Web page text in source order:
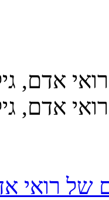
רואי אדם,
רואי אדם,
של רואי